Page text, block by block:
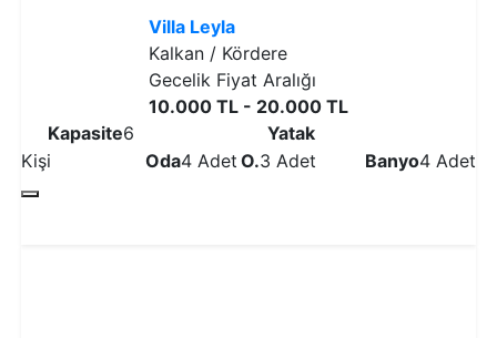
Villa Leyla
Kalkan / Kördere
Gecelik Fiyat Aralığı
10.000 TL - 20.000 TL
Kapasite6
Kişi
Oda4 Adet
Yatak
O.3 Adet Banyo4 Adet